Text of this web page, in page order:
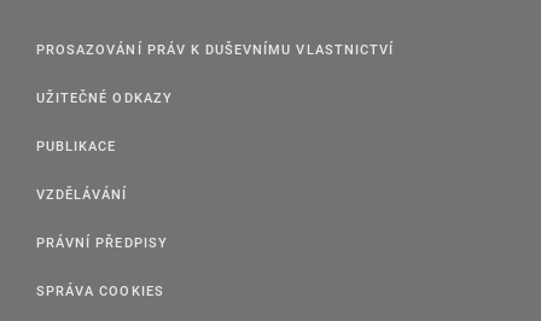
PROSAZOVÁNÍ PRÁV K DUŠEVNÍMU VLASTNICTVÍ
UŽITEČNÉ ODKAZY
PUBLIKACE
VZDĚLÁVÁNÍ
PRÁVNÍ PŘEDPISY
SPRÁVA COOKIES